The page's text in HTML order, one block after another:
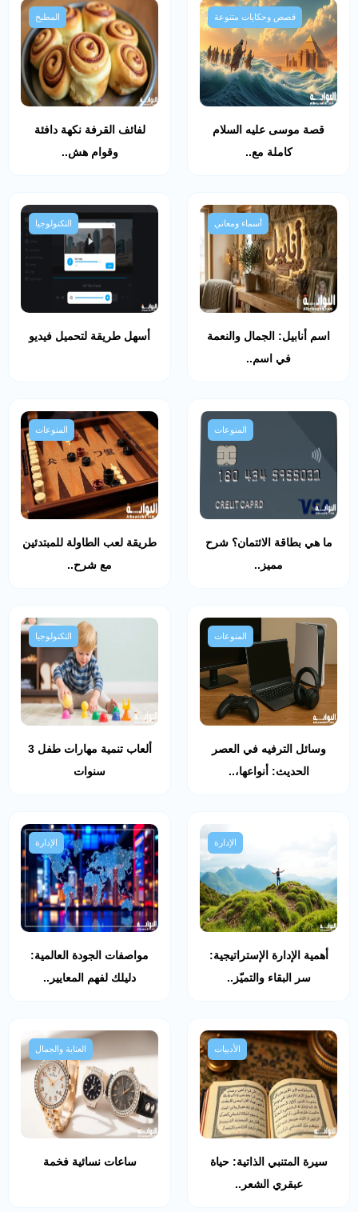
قصص وحكايات متنوعة
قصة موسى عليه السلام
كاملة مع..
المطبخ
لفائف القرفة نكهة دافئة
وقوام هش..
أسماء ومعاني
اسم أنابيل: الجمال والنعمة
في اسم..
التكنولوجيا
أسهل طريقة لتحميل فيديو
المنوعات
ما هي بطاقة الائتمان؟ شرح
مميز..
المنوعات
طريقة لعب الطاولة للمبتدئين
مع شرح..
المنوعات
وسائل الترفيه في العصر
الحديث: أنواعها،..
التكنولوجيا
ألعاب تنمية مهارات طفل 3
سنوات
الإدارة
أهمية الإدارة الإستراتيجية:
سر البقاء والتميّز..
الإدارة
مواصفات الجودة العالمية:
دليلك لفهم المعايير..
الأدبيات
سيرة المتنبي الذاتية: حياة
عبقري الشعر..
العناية والجمال
ساعات نسائية فخمة